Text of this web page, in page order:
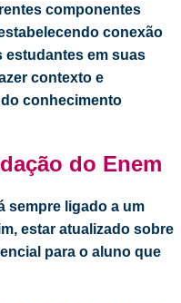
componentes
conexão
em suas
contexto e
conhecimento
do Enem
sempre ligado a um
estar atualizado sobre
para o aluno que